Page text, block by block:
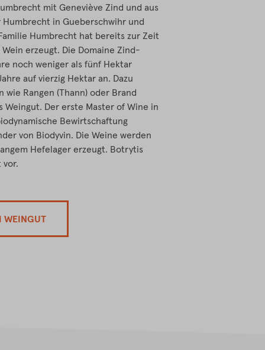
mit Geneviève Zind und aus
in Gueberschwihr und
Humbrecht hat bereits zur Zeit
Wein erzeugt. Die Domaine Zind-
noch weniger als fünf Hektar
auf vierzig Hektar an. Dazu
Rangen (Thann) oder Brand
Weingut. Der erste Master of Wine in
Bewirtschaftung
von Biodyvin. Die Weine werden
Hefelager erzeugt. Botrytis
WEINGUT